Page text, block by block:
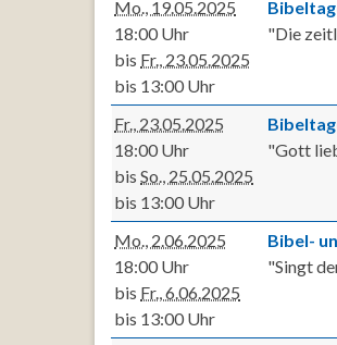
Mo., 19.05.2025
18:00 Uhr
bis Fr., 23.05.2025
bis 13:00 Uhr
"Die
Fr., 23.05.2025
18:00 Uhr
bis So., 25.05.2025
bis 13:00 Uhr
"Gott
Mo., 2.06.2025
18:00 Uhr
bis Fr., 6.06.2025
bis 13:00 Uhr
Bibel-
"Singt